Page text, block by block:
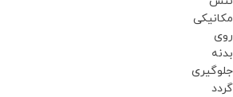
مکانیکی
روی
بدنه
جلوگیری
گردد